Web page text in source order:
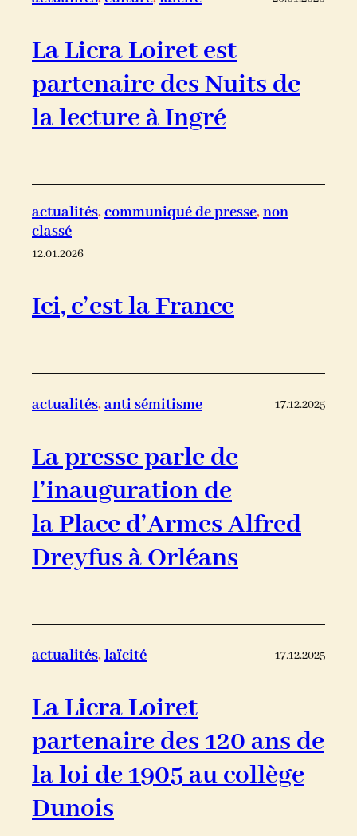
La Licra Loiret est
partenaire des Nuits de
la lecture à Ingré
actualités, communiqué de presse, non
classé
12.01.2026
Ici, c’est la France
actualités, anti sémitisme 17.12.2025
La presse parle de
l’inauguration de
la Place d’Armes Alfred
Dreyfus à Orléans
actualités, laïcité 17.12.2025
La Licra Loiret
partenaire des 120 ans de
la loi de 1905 au collège
Dunois